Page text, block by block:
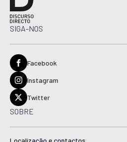
SIGA-NOS
Facebook
Instagram
Twitter
SOBRE